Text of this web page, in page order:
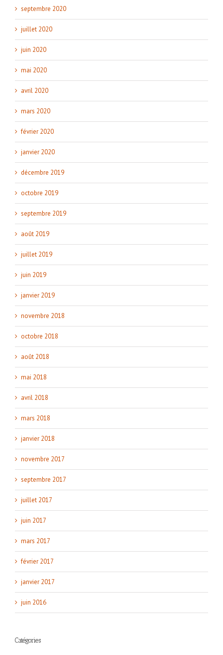
septembre 2020
juillet 2020
juin 2020
mai 2020
avril 2020
mars 2020
février 2020
janvier 2020
décembre 2019
octobre 2019
septembre 2019
août 2019
juillet 2019
juin 2019
janvier 2019
novembre 2018
octobre 2018
août 2018
mai 2018
avril 2018
mars 2018
janvier 2018
novembre 2017
septembre 2017
juillet 2017
juin 2017
mars 2017
février 2017
janvier 2017
juin 2016
Catégories